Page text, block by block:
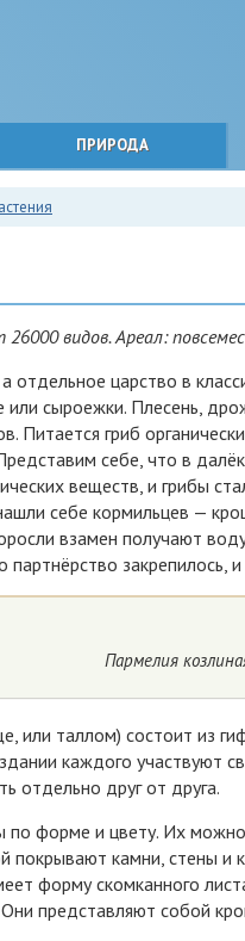
ПРИРОДА
видов. Ареал:
отдельное царство в
сыроежки. Плесень,
Питается гриб
себе, что в
веществ, и грибы
себе кормильцев —
взамен получают
партнёрство закрепилось,
Пармелия
или таллом) состоит из
каждого участвуют
отдельно друг от друга.
по форме и цвету. Их
покрывают камни, стены
форму скомканного
Они представляют собой